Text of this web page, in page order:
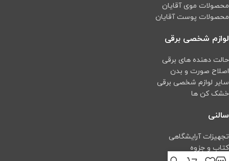
محصولات موی آقایان
محصولات پوست آقایان
لوازم شخصی برقی
حالت دهنده های برقی
اصلاح صورت و بدن
سایر لوازم شخصی برقی
خشک کن ها
سالنی
تجهیزات آرایشگاهی
کتاب و جزوه